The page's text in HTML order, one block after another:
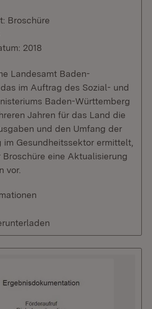
Broschüre
2018
Landesamt Baden-
im Auftrag des Sozial- und
Baden-Württemberg
Jahren für das Land die
und den Umfang der
Gesundheitssektor ermittelt,
eine Aktualisierung
vor.